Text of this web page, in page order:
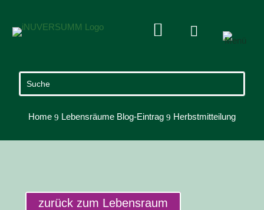
 
Home 9 Lebensräume Blog-Eintrag 9 Herbstmitteilung
zurück zum Lebensraum